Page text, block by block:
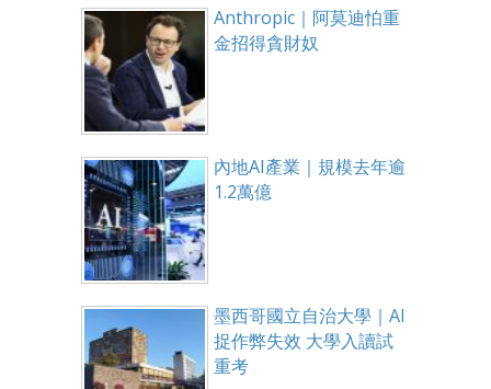
Anthropic｜阿莫迪怕重
金招得貪財奴
內地AI產業｜規模去年逾
1.2萬億
墨西哥國立自治大學｜AI
捉作弊失效 大學入讀試
重考